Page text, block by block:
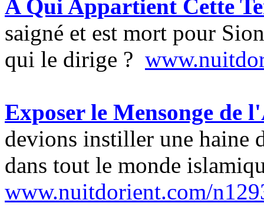
A Qui Appartient Cette
saigné et est mort pour
qui le dirige ?
Exposer le Mensonge de
devions instiller une haine
dans tout le monde
www.nuitdorient.com/